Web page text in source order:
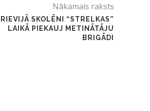
Nākamais raksts
SKOLĒNI “STRELKAS”
LAIKĀ PIEKAUJ METINĀTĀJU
BRIGĀDI